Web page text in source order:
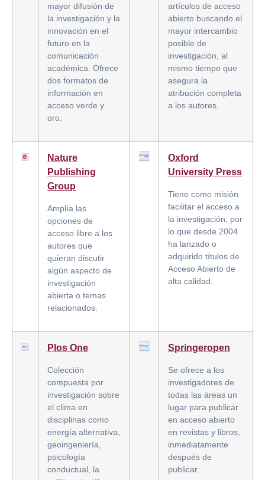
mayor difusión de
la investigación y la
innovación en el
futuro en la
comunicación
académica. Ofrece
dos formatos de
información en
acceso verde y
oro.
artículos de acceso
abierto buscando el
mayor intercambio
posible de
investigación, al
mismo tiempo que
asegura la
atribución completa
a los autores.
Nature
Publishing
Group
Amplía las
opciones de
acceso libre a los
autores que
quieran discutir
algún aspecto de
investigación
abierta o temas
relacionados.
Oxford
University Press
Tiene como misión
facilitar el acceso a
la investigación, por
lo que desde 2004
ha lanzado o
adquirido títulos de
Acceso Abierto de
alta calidad.
Plos One
Colección
compuesta por
investigación sobre
el clima en
disciplinas como
energía alternativa,
geoingeniería,
psicología
conductual, la
Springeropen
Se ofrece a los
investigadores de
todas las áreas un
lugar para publicar
en acceso abierto
en revistas y libros,
inmediatamente
después de
publicar.